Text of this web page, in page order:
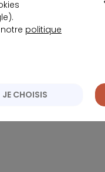
grande ville,
habitations
Quel
politique
JE CHOISIS